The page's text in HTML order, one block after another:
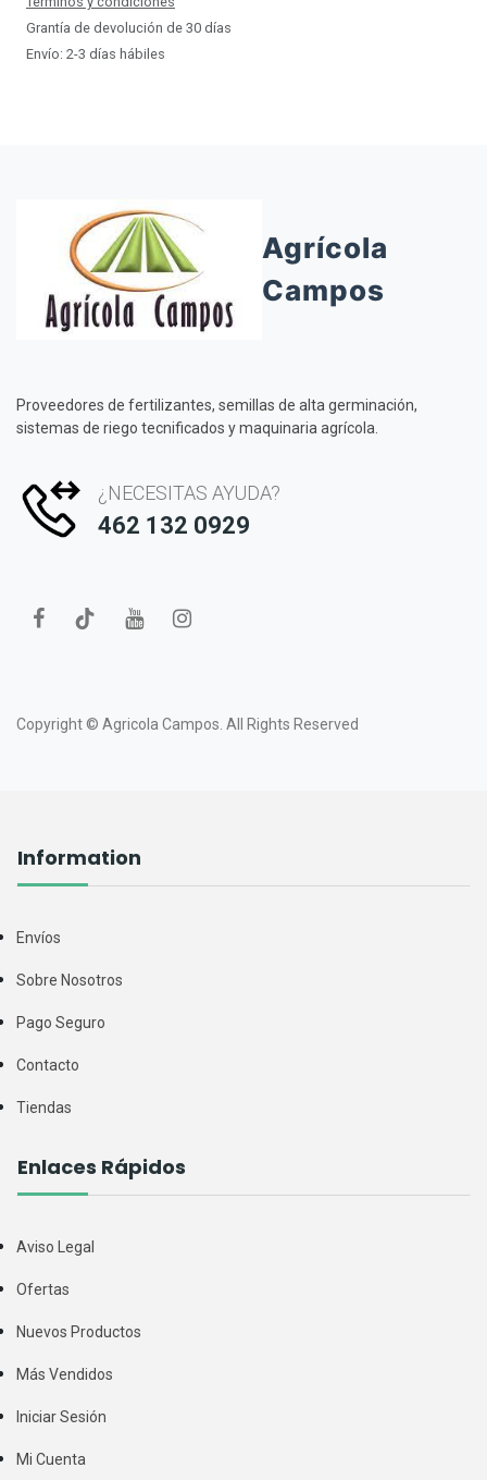
Grantía de devolución de 30 días
Envío: 2-3 días hábiles
Agrícola
Campos
Proveedores de fertilizantes, semillas de alta germinación,
sistemas de riego tecnificados y maquinaria agrícola.
¿NECESITAS AYUDA?
462 132 0929
Copyright © Agricola Campos. All Rights Reserved
Information
Envíos
Sobre Nosotros
Pago Seguro
Contacto
Tiendas
Enlaces Rápidos
Aviso Legal
Ofertas
Nuevos Productos
Más Vendidos
Iniciar Sesión
Mi Cuenta